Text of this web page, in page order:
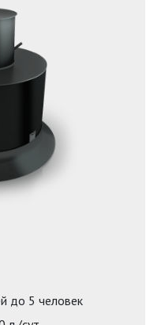
до 5 человек